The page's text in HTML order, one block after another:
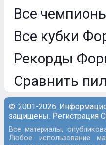
Все
Все кубки
Рекорды
Сравнить
© 2001-2026
защищены.
Все материалы,
Любое использование